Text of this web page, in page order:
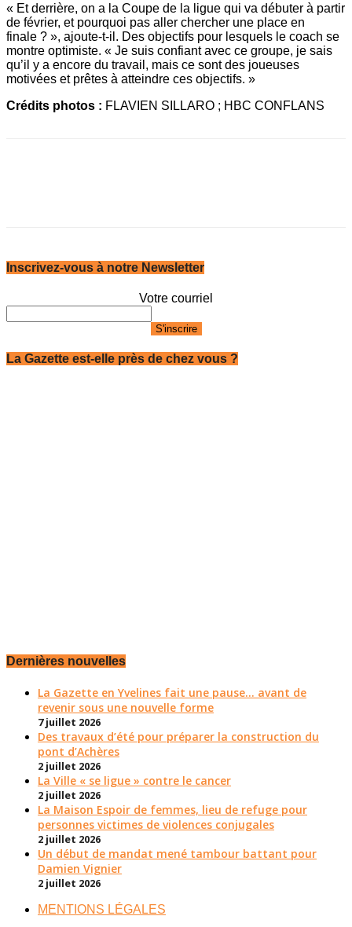
« Et derrière, on a la Coupe de la ligue qui va débuter à partir
de février, et pourquoi pas aller chercher une place en
finale ? », ajoute-t-il. Des objectifs pour lesquels le coach se
montre optimiste. « Je suis confiant avec ce groupe, je sais
qu’il y a encore du travail, mais ce sont des joueuses
motivées et prêtes à atteindre ces objectifs. »
Crédits photos : FLAVIEN SILLARO ; HBC CONFLANS
Inscrivez-vous à notre Newsletter
Votre courriel
La Gazette est-elle près de chez vous ?
Dernières nouvelles
La Gazette en Yvelines fait une pause... avant de
revenir sous une nouvelle forme
7 juillet 2026
Des travaux d’été pour préparer la construction du
pont d’Achères
2 juillet 2026
La Ville « se ligue » contre le cancer
2 juillet 2026
La Maison Espoir de femmes, lieu de refuge pour
personnes victimes de violences conjugales
2 juillet 2026
Un début de mandat mené tambour battant pour
Damien Vignier
2 juillet 2026
MENTIONS LÉGALES